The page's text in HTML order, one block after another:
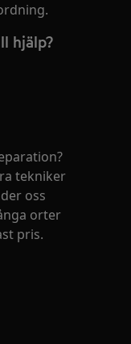
hjälp?
tekniker
oss
orter
pris.